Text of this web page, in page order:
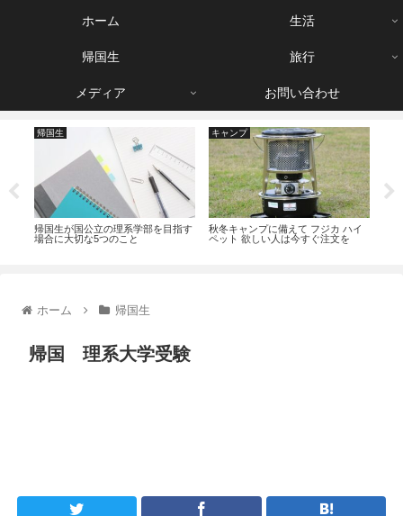
ホーム 生活
帰国生 旅行
メディア お問い合わせ
帰国生
帰国生が国公立の理系学部を目指す
場合に大切な5つのこと
キャンプ
秋冬キャンプに備えて フジカ ハイ
ペット 欲しい人は今すぐ注文を
ホーム 帰国生
帰国 理系大学受験